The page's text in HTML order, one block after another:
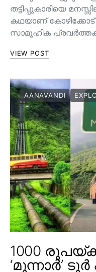
തട്ടിപ്പുകാരിയെ
കഥയാണ്
സാമൂഹിക
VIEW POST
AANAVANDI
1000
‘മൂന്നാർ’